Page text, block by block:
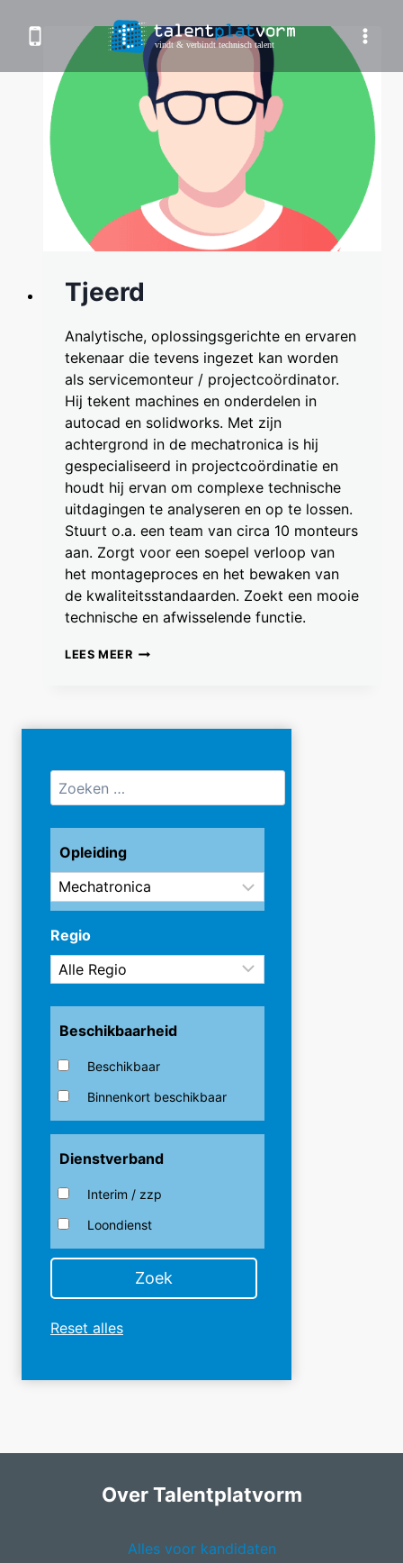
Tjeerd
Analytische, oplossingsgerichte en ervaren
tekenaar die tevens ingezet kan worden
als servicemonteur / projectcoördinator.
Hij tekent machines en onderdelen in
autocad en solidworks. Met zijn
achtergrond in de mechatronica is hij
gespecialiseerd in projectcoördinatie en
houdt hij ervan om complexe technische
uitdagingen te analyseren en op te lossen.
Stuurt o.a. een team van circa 10 monteurs
aan. Zorgt voor een soepel verloop van
het montageproces en het bewaken van
de kwaliteitsstandaarden. Zoekt een mooie
technische en afwisselende functie.
LEES MEERTJEERD
Opleiding
Regio
Beschikbaarheid
Beschikbaar
Binnenkort beschikbaar
Dienstverband
Interim / zzp
Loondienst
Reset alles
Over Talentplatvorm
Alles voor kandidaten